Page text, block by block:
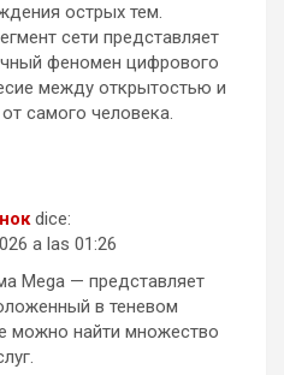
острых тем.
сети представляет
феномен цифрового
между открытостью и
самого человека.
dice:
a las 01:26
Mega — представляет
в теневом
можно найти множество